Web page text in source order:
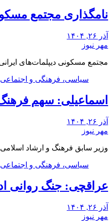
نامگذاری مجتمع
آذر ۲۶, ۱۴۰۴
مهر نیوز
مجتمع مسکونی دیپلمات‌های
سیاسی، فرهنگی و اجتماعی
اسماعیلی: سهم
آذر ۲۶, ۱۴۰۴
مهر نیوز
وزیر سابق فرهنگ و ارشاد
سیاسی، فرهنگی و اجتماعی
عراقچی: جنگ روانی
آذر ۲۶, ۱۴۰۴
مهر نیوز